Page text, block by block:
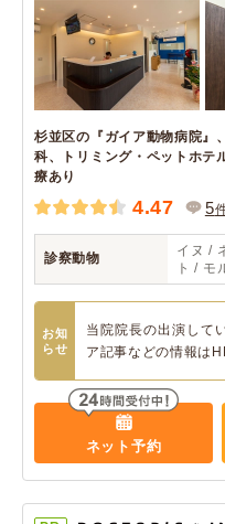
杉並区の『ガイア動物病院』
科、トリミング・ペットホテ
療あり
4.47 5
診察動物
イヌ /
ト / モ
お知
らせ
当院院長の出演して
ア記事などの情報は
ネット予約